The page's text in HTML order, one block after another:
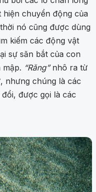
chuyển động của
nó cũng được dùng
kiếm các động vật
sự săn bắt của con
“Răng”nhô ra từ
nhưng chúng là các
được gọi là các